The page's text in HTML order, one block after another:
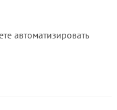
автоматизировать